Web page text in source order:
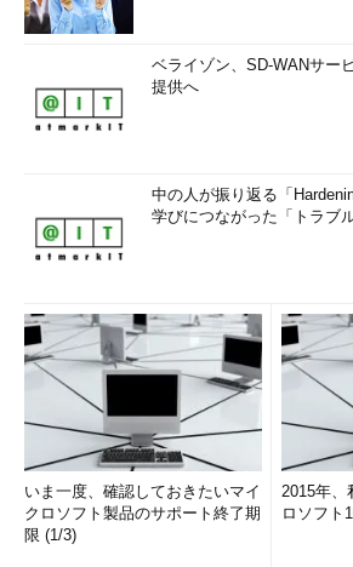
ベライゾン、SD-WANサー
提供へ
中の人が振り返る「
学びにつながった「トラブ
いま一度、確認しておきたいマイ
クロソフト製品のサポート終了期
限 (1/3)
2015年、
ロソフト